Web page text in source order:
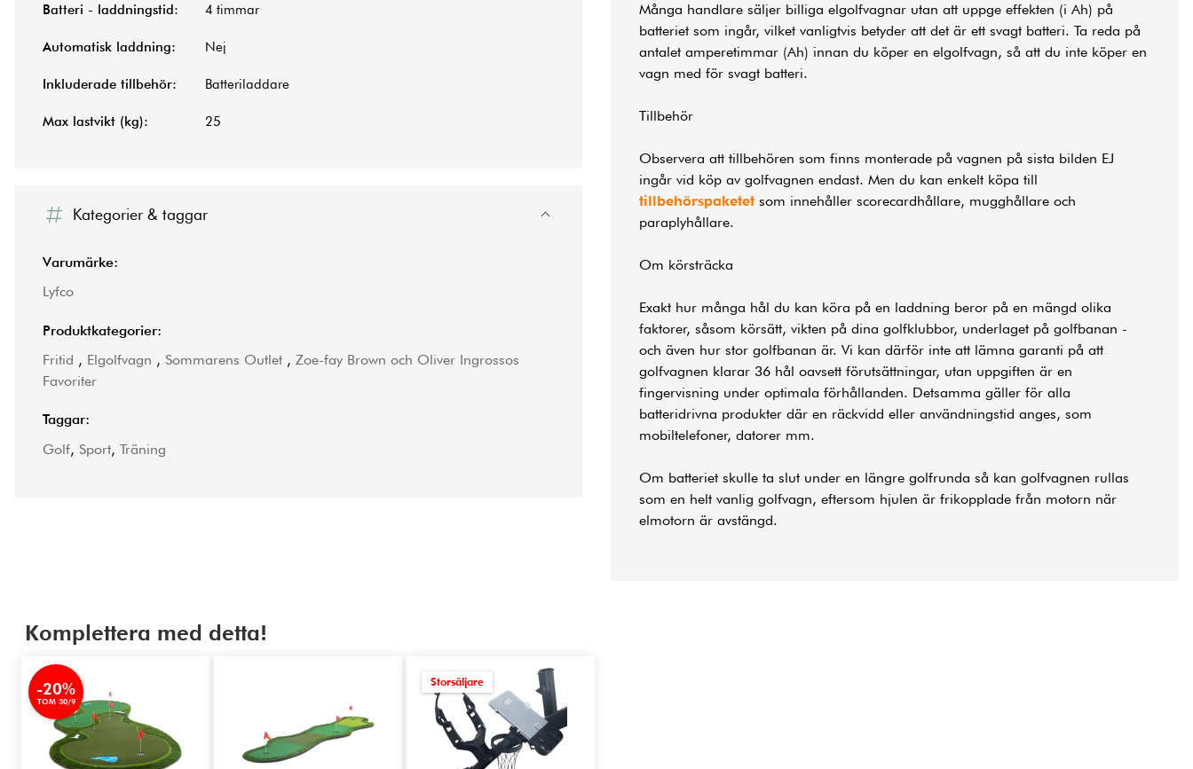
Många handlare säljer billiga elgolfvagnar utan att uppge effekten (i Ah) på
batteriet som ingår, vilket vanligtvis betyder att det är ett svagt batteri. Ta reda på
antalet amperetimmar (Ah) innan du köper en elgolfvagn, så att du inte köper en
vagn med för svagt batteri.
Tillbehör
Observera att tillbehören som finns monterade på vagnen på sista bilden EJ
ingår vid köp av golfvagnen endast. Men du kan enkelt köpa till
tillbehörspaketet som innehåller scorecardhållare, mugghållare och
paraplyhållare.
Om körsträcka
Exakt hur många hål du kan köra på en laddning beror på en mängd olika
faktorer, såsom körsätt, vikten på dina golfklubbor, underlaget på golfbanan -
och även hur stor golfbanan är. Vi kan därför inte att lämna garanti på att
golfvagnen klarar 36 hål oavsett förutsättningar, utan uppgiften är en
fingervisning under optimala förhållanden. Detsamma gäller för alla
batteridrivna produkter där en räckvidd eller användningstid anges, som
mobiltelefoner, datorer mm.
Om batteriet skulle ta slut under en längre golfrunda så kan golfvagnen rullas
som en helt vanlig golfvagn, eftersom hjulen är frikopplade från motorn när
elmotorn är avstängd.
Batteri - laddningstid: 4 timmar
Automatisk laddning: Nej
Inkluderade tillbehör: Batteriladdare
Max lastvikt (kg): 25
Kategorier & taggar
Varumärke:
Lyfco
Produktkategorier:
Fritid , Elgolfvagn , Sommarens Outlet , Zoe-fay Brown och Oliver Ingrossos
Favoriter
Taggar:
Golf, Sport, Träning
Komplettera med detta!
-20%
TOM 30/9
Storsäljare